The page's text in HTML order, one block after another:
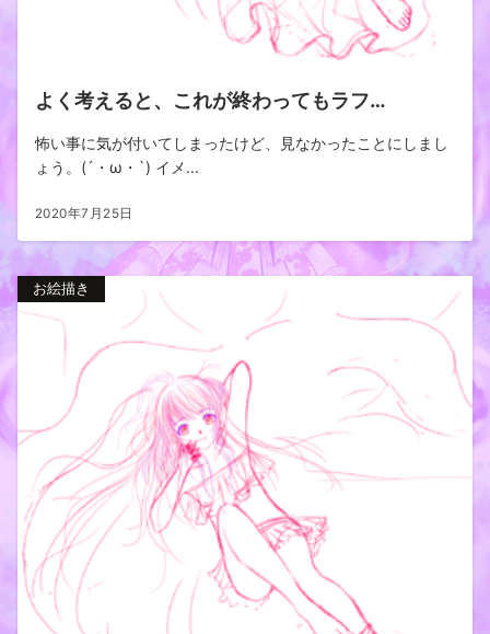
よく考えると、これが終わってもラフ…
怖い事に気が付いてしまったけど、見なかったことにしまし
ょう。(´・ω・`) イメ...
2020年7月25日
お絵描き